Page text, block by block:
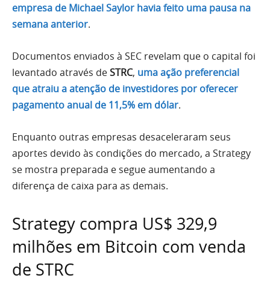
empresa de Michael Saylor havia feito uma pausa na
semana anterior.
Documentos enviados à SEC revelam que o capital foi
levantado através deSTRC, uma ação preferencial
que atraiu a atenção de investidores por oferecer
pagamento anual de 11,5% em dólar.
Enquanto outras empresas desaceleraram seus
aportes devido às condições do mercado, a Strategy
se mostra preparada e segue aumentando a
diferença de caixa para as demais.
Strategy compra US$ 329,9
milhões em Bitcoin com venda
de STRC